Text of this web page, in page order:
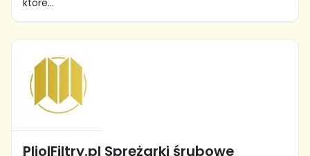
które...
PliolFiltry.pl Sprężarki śrubowe